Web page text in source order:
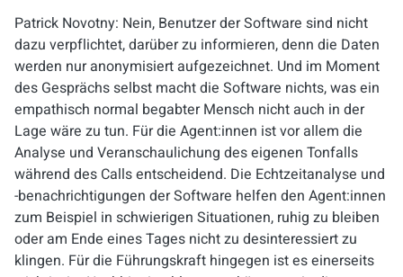
Patrick Novotny: Nein, Benutzer der Software sind nicht
dazu verpflichtet, darüber zu informieren, denn die Daten
werden nur anonymisiert aufgezeichnet. Und im Moment
des Gesprächs selbst macht die Software nichts, was ein
empathisch normal begabter Mensch nicht auch in der
Lage wäre zu tun. Für die Agent:innen ist vor allem die
Analyse und Veranschaulichung des eigenen Tonfalls
während des Calls entscheidend. Die Echtzeitanalyse und
-benachrichtigungen der Software helfen den Agent:innen
zum Beispiel in schwierigen Situationen, ruhig zu bleiben
oder am Ende eines Tages nicht zu desinteressiert zu
klingen. Für die Führungskraft hingegen ist es einerseits